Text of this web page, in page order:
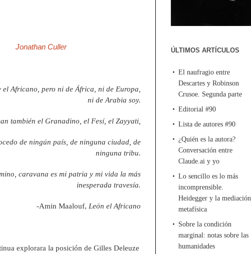
Jonathan Culler
Africano, pero ni de África, ni de Europa,
ni de Arabia soy.
también el Granadino, el Fesí, el Zayyati,
de ningún país, de ninguna ciudad, de
ninguna tribu.
caravana es mi patria y mi vida la más
inesperada travesía.
-Amin Maalouf, León el Africano
explorara la posición de Gilles Deleuze
ÚLTIMOS ARTÍCULOS
El naufragio entre
Descartes y Robinson
Crusoe. Segunda parte
Editorial #90
Lista de autores #90
¿Quién es la autora?
Conversación entre
Claude.ai y yo
Lo sencillo es lo más
incomprensible.
Heidegger y la mediación
metafísica
Sobre la condición
marginal: notas sobre las
humanidades